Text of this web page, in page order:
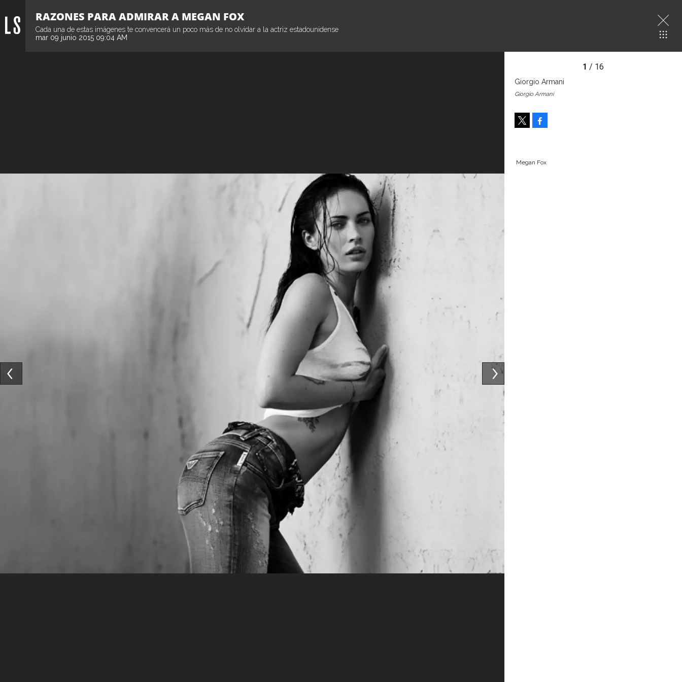
RAZONES PARA ADMIRAR A MEGAN FOX
Cada una de estas imágenes te convencerá un poco más de no olvidar a la actriz estadounidense
mar 09 junio 2015 09:04 AM
Megan Fox
1 / 16
Giorgio Armani
Giorgio Armani